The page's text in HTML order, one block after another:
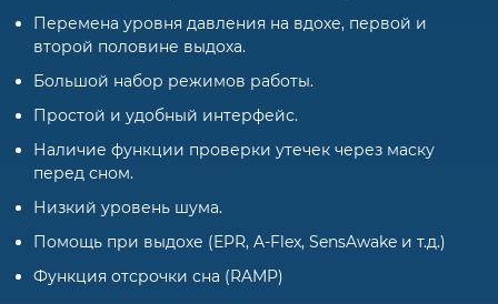
Перемена уровня давления на вдохе, первой и
второй половине выдоха.
Большой набор режимов работы.
Простой и удобный интерфейс.
Наличие функции проверки утечек через маску
перед сном.
Низкий уровень шума.
Помощь при выдохе (EPR, A-Flex, SensAwake и т.д.)
Функция отсрочки сна (RAMP)